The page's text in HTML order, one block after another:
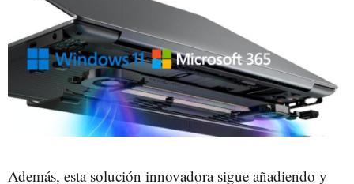
Además, esta solución innovadora sigue añadiendo y